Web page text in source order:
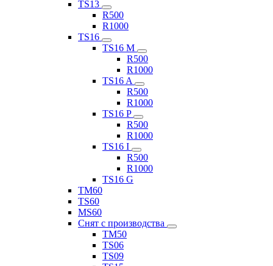
TS13
R500
R1000
TS16
TS16 M
R500
R1000
TS16 A
R500
R1000
TS16 P
R500
R1000
TS16 I
R500
R1000
TS16 G
TM60
TS60
MS60
Снят с производства
TM50
TS06
TS09